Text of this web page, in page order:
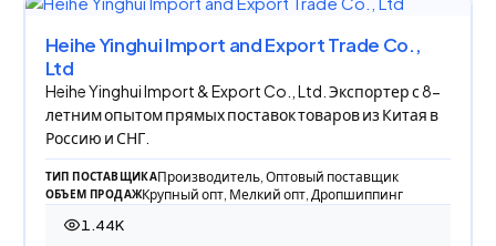
Heihe Yinghui Import and Export Trade Co.,
Ltd
Heihe Yinghui Import & Export Co., Ltd. Экспортер с 8-
летним опытом прямых поставок товаров из Китая в
Россию и СНГ.
ТИП ПОСТАВЩИКАПроизводитель, Оптовый поставщик
ОБЪЕМ ПРОДАЖКрупный опт, Мелкий опт, Дропшиппинг
1.44K
1 444 просмотра